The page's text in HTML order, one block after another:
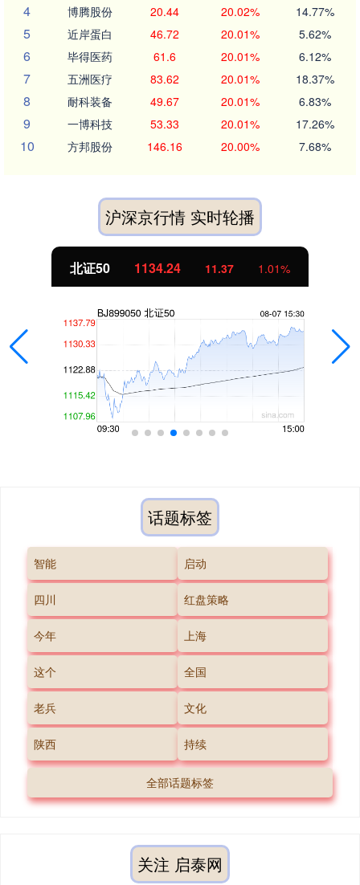
4 博腾股份 20.44 20.02% 14.77%
5 近岸蛋白 46.72 20.01% 5.62%
6 毕得医药 61.6 20.01% 6.12%
7 五洲医疗 83.62 20.01% 18.37%
8 耐科装备 49.67 20.01% 6.83%
9 一博科技 53.33 20.01% 17.26%
10 方邦股份 146.16 20.00% 7.68%
沪深京行情 实时轮播
创业板指 3563.12 47.56
话题标签
智能 启动
四川 红盘策略
今年 上海
这个 全国
老兵 文化
陕西 持续
全部话题标签
关注 启泰网